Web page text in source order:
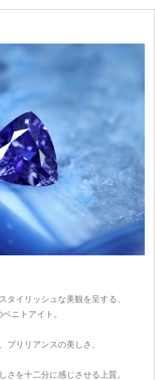
タイリッシュな美観を呈する、
ベニトアイト。
ブリリアンスの美しさ、
さを十二分に感じさせる上質。